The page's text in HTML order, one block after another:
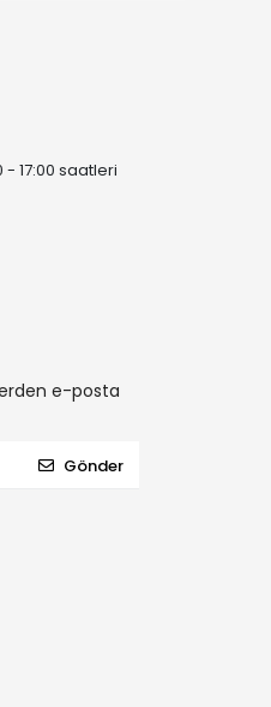
- 17:00 saatleri
e-posta
Gönder